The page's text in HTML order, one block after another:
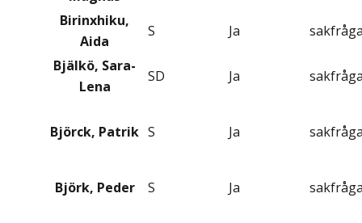
Birinxhiku,
Aida
S Ja
Bjälkö, Sara-
Lena
SD Ja
Björck, Patrik S Ja
Björk, Peder S Ja